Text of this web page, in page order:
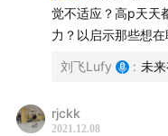
觉不适应？高p天天
力？以启示那些想
刘飞Lufy : 未
rjckk
2021.12.08